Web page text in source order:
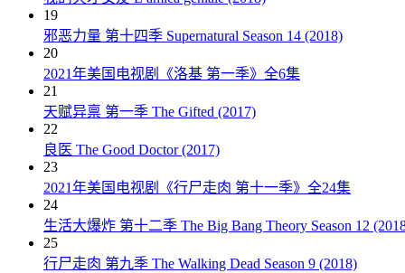
19
邪恶力量 第十四季 Supernatural Season 14 (2018)
20
2021年美国电视剧《洛基 第一季》全6集
21
天赋异禀 第一季 The Gifted (2017)
22
良医 The Good Doctor (2017)
23
2021年美国电视剧《行尸走肉 第十一季》全24集
24
生活大爆炸 第十二季 The Big Bang Theory Season 12
25
行尸走肉 第九季 The Walking Dead Season 9 (2018)